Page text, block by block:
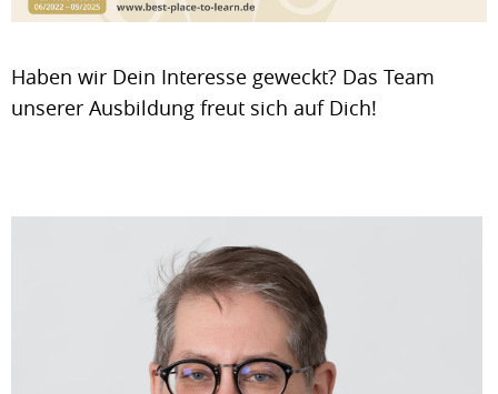
Haben wir Dein Interesse geweckt? Das Team
unserer Ausbildung freut sich auf Dich!